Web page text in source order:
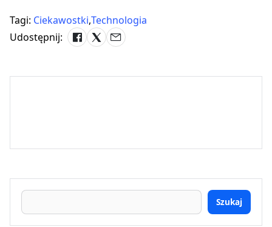
Tagi: Ciekawostki,Technologia
Udostępnij:
Szukaj